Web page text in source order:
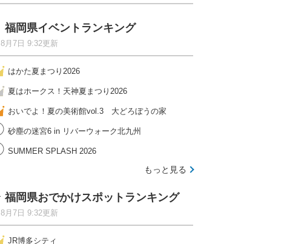
福岡県イベントランキング
8月7日 9:32更新
はかた夏まつり2026
夏はホークス！天神夏まつり2026
おいでよ！夏の美術館vol.3 大どろぼうの家
砂塵の迷宮6 in リバーウォーク北九州
SUMMER SPLASH 2026
もっと見る
福岡県おでかけスポットランキング
8月7日 9:32更新
JR博多シティ